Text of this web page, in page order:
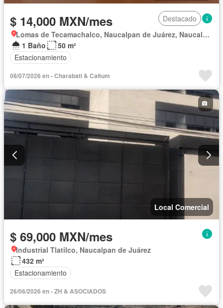
$ 14,000 MXN/mes
Destacado
Lomas de Tecamachalco, Naucalpan de Juárez, Naucalpan de Juárez
1 Baño
50 m²
Estacionamiento
08/07/2026 en - Charabati & Caltum
Local Comercial
$ 69,000 MXN/mes
Industrial Tlatilco, Naucalpan de Juárez
432 m²
Estacionamiento
26/06/2026 en - ZH & ASOCIADOS